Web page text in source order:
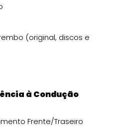
(original, discos e
à Condução
Frente/Traseiro